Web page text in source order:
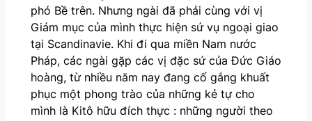
phó Bề trên. Nhưng ngài đã phải cùng với vị
Giám mục của mình thực hiện sứ vụ ngoại giao
tại Scandinavie. Khi đi qua miền Nam nước
Pháp, các ngài gặp các vị đặc sứ của Đức Giáo
hoàng, từ nhiều năm nay đang cố gắng khuất
phục một phong trào của những kẻ tự cho
mình là Kitô hữu đích thực : những người theo